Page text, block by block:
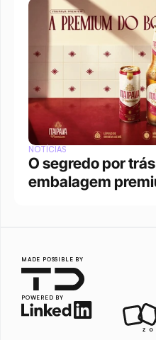
NOTÍCIAS
O segredo por
embalagem
MADE POSSIBLE BY
POWERED BY